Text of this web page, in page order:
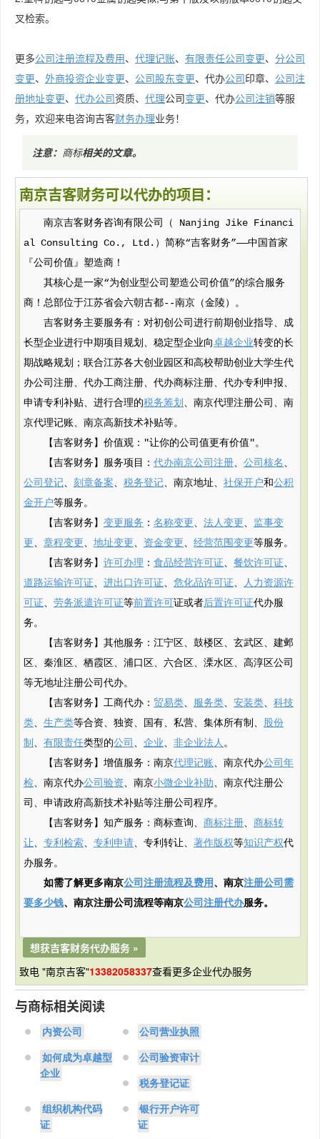
叉检索。
更多公司注册流程及费用、 代理记账、 有限责任公司变更、 分公司
变更、 外商投资企业变更、 公司股东变更、代办公司印章、 公司注
册地址变更、 代办公司资质、 代理公司变更、代办公司注销等服
务，欢迎来电咨询吉客财务办理业务！
注意： 商标相关的文章。
南京吉客财务可以代办的项目：
南京吉客财务咨询有限公司（ Nanjing Jike Financi
al Consulting Co., Ltd.）简称“吉客财务”——中国首家
『公司价值』塑造商！
其核心是一家“为创业型公司塑造公司价值”的综合服务
商！总部位于江苏省会六朝古都--南京（金陵）。
吉客财务主要服务有：对初创公司进行前期创业指导、成
长型企业进行中期项目规划、稳定型企业向卓越企业转变的长
期战略规划；联合江苏各大创业园区和高校帮助创业大学生代
办公司注册、代办工商注册、代办商标注册、代办专利申报、
申请专利补贴、进行合理的税务筹划 、南京代理注册公司、南
京代理记账、南京高新技术补贴等。
【吉客财务】价值观："让你的公司值更有价值"。
【吉客财务】服务项目： 代办南京公司注册、 公司核名、
公司登记、 刻章备案、 税务登记、南京地址、 社保开户和公积
金开户等服务。
【吉客财务】 变更服务 ： 名称变更、 法人变更、 监事变
更、 章程变更、 地址变更、 资金变更、 经营范围变更等服务。
【吉客财务】 许可办理 ： 食品经营许可证、 餐饮许可证、
道路运输许可证、 进出口许可证、 危化品许可证、
人力资源许
可证、 劳务派遣许可证等前置许可证或者后置许可证代办服
务。
【吉客财务】其他服务：江宁区、鼓楼区、玄武区、建邺
区、秦淮区、栖霞区、浦口区、六合区、溧水区、高淳区公司
等无地址注册公司代办。
【吉客财务】工商代办： 贸易类、 服务类、 安装类、 科技
类、 生产类等合资、独资、国有、私营、集体所有制、 股份
制 、 有限责任类型的公司 、 企业、 非企业法人。
【吉客财务】增值服务：南京代理记账、南京代办公司年
检、南京代办公司验资、南京小微企业补助、南京代注册公
司、申请政府高新技术补贴等注册公司程序。
【吉客财务】知产服务：商标查询、 商标注册、 商标转
让、 专利检索、 专利申请、专利转让、 著作版权等知识产权代
办服务。
如需了解更多南京公司注册流程及费用、南京注册公司需
要多少钱、南京注册公司流程等南京公司注册代办服务。
想获吉客财务代办服务 »
致电 "南京吉客"13382058337查看更多企业代办服务
与商标相关阅读
内资公司 公司营业执照
如何成为卓越型
企业
公司验资审计
税务登记证
组织机构代码
证
银行开户许可
证